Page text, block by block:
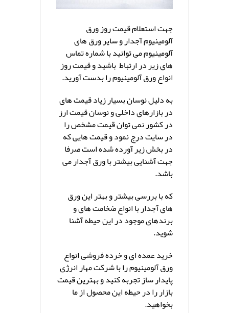
جهت استعلام قیمت روز ورق
آلومینیوم آجدار و سایر ورق های
آلومینیوم می توانید با شماره تماس
های زیر در ارتباط باشید و قیمت روز
انواع ورق آلومینیوم را بدست آورید.
به دلیل نوسان بسیار زیاد قیمت های
در بازارهای داخلی و نوسان قیمت ارز
در کشور نمی توان قیمت مشخص را
در سایت درج نمود و قیمت هایی که
در بخش زیر آورده شده است صرفا
جهت آشنایی بیشتر با ورق آجدار می
باشد.
که با بررسی بیشتر و بهتر این ورق
های آجدار با انواع ضخامت های و
برندهای موجود در این حیطه آشنا
شوید.
خرید عمده ای و خرده فروشی انواع
ورق آلومینیوم را با شرکت مهار انرژی
پایدار ساز تجربه کنید و بهترین قیمت
بازار را در حیطه این محصول از ما
بخواهید.